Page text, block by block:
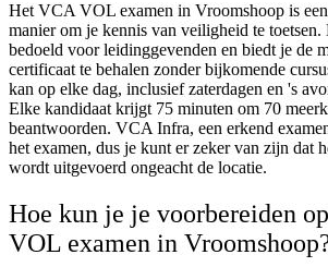
Het VCA VOL examen in Vroomshoop is
manier om je kennis van veiligheid te toetsen.
bedoeld voor leidinggevenden en biedt je de
certificaat te behalen zonder bijkomende
kan op elke dag, inclusief zaterdagen en 's
Elke kandidaat krijgt 75 minuten om 70
beantwoorden. VCA Infra, een erkend
het examen, dus je kunt er zeker van zijn dat
wordt uitgevoerd ongeacht de locatie.
Hoe kun je je voorbereiden
VOL examen in